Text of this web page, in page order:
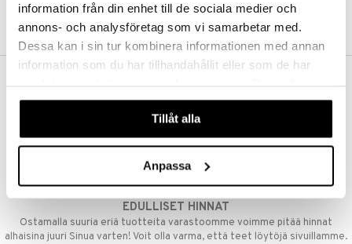
information från din enhet till de sociala medier och
annons- och analysföretag som vi samarbetar med.
Dessa kan i sin tur kombinera informationen med annan
information som du har tillhandahållit eller som de har
våra cookies vid fortsatt användande av vår webbplats.
Tillåt alla
Anpassa
LUO ASIAKAS
Aina maksuton vaihtoehto, huolimatta siitä ostatko yksittäisen
tuotteen tai koko tilauksellesi joka ylittää 50 €.
NOPEAT TOIMITUKSET
Ennen kello 13.00 tehdyt tilaukset lähetetään normaalisti samana
EDULLISET HINNAT
Ostamalla suuria eriä tuotteita varastoomme voimme pitää hinnat
alhaisina juuri Sinua varten! Voit olla varma, että teet löytöjä sivuillamme.